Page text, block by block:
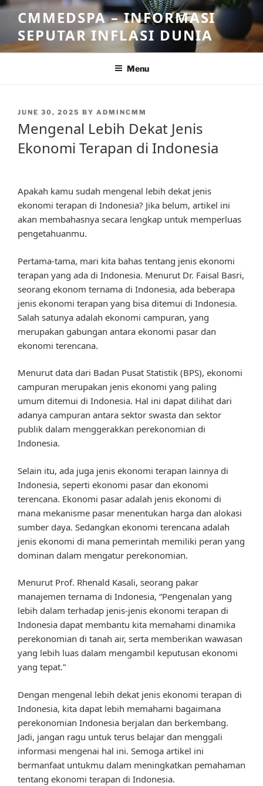
Skip
content
CMMEDSPA – INFORMASI
SEPUTAR INFLASI DUNIA
Menu
POSTED
JUNE 30, 2025 BY ADMINCMM
Mengenal Lebih Dekat Jenis
Ekonomi Terapan di Indonesia
Apakah kamu sudah mengenal lebih dekat jenis
ekonomi terapan di Indonesia? Jika belum, artikel ini
akan membahasnya secara lengkap untuk memperluas
pengetahuanmu.
Pertama-tama, mari kita bahas tentang jenis ekonomi
terapan yang ada di Indonesia. Menurut Dr. Faisal Basri,
seorang ekonom ternama di Indonesia, ada beberapa
jenis ekonomi terapan yang bisa ditemui di Indonesia.
Salah satunya adalah ekonomi campuran, yang
merupakan gabungan antara ekonomi pasar dan
ekonomi terencana.
Menurut data dari Badan Pusat Statistik (BPS), ekonomi
campuran merupakan jenis ekonomi yang paling
umum ditemui di Indonesia. Hal ini dapat dilihat dari
adanya campuran antara sektor swasta dan sektor
publik dalam menggerakkan perekonomian di
Indonesia.
Selain itu, ada juga jenis ekonomi terapan lainnya di
Indonesia, seperti ekonomi pasar dan ekonomi
terencana. Ekonomi pasar adalah jenis ekonomi di
mana mekanisme pasar menentukan harga dan alokasi
sumber daya. Sedangkan ekonomi terencana adalah
jenis ekonomi di mana pemerintah memiliki peran yang
dominan dalam mengatur perekonomian.
Menurut Prof. Rhenald Kasali, seorang pakar
manajemen ternama di Indonesia, “Pengenalan yang
lebih dalam terhadap jenis-jenis ekonomi terapan di
Indonesia dapat membantu kita memahami dinamika
perekonomian di tanah air, serta memberikan wawasan
yang lebih luas dalam mengambil keputusan ekonomi
yang tepat.”
Dengan mengenal lebih dekat jenis ekonomi terapan di
Indonesia, kita dapat lebih memahami bagaimana
perekonomian Indonesia berjalan dan berkembang.
Jadi, jangan ragu untuk terus belajar dan menggali
informasi mengenai hal ini. Semoga artikel ini
bermanfaat untukmu dalam meningkatkan pemahaman
tentang ekonomi terapan di Indonesia.